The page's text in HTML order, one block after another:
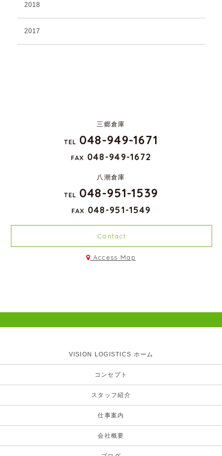
2018
2017
三郷倉庫
TEL 048-949-1671
FAX 048-949-1672
八潮倉庫
TEL 048-951-1539
FAX 048-951-1549
Contact
Access Map
VISION LOGISTICS ホーム
コンセプト
スタッフ紹介
仕事案内
会社概要